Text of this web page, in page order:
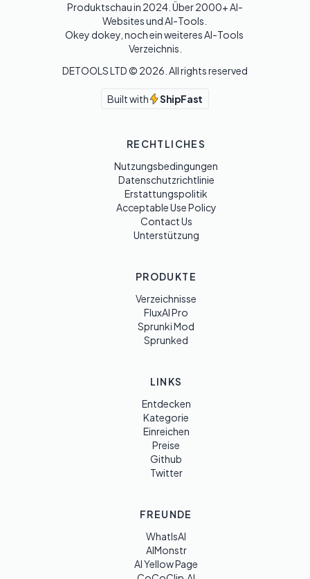
Produktschau in 2024. Über 2000+ AI-
Websites und AI-Tools.
Okey dokey, noch ein weiteres AI-Tools
Verzeichnis.
DETOOLS LTD © 2026 . All rights reserved
Built with ShipFast
RECHTLICHES
Nutzungsbedingungen
Datenschutzrichtlinie
Erstattungspolitik
Acceptable Use Policy
Contact Us
Unterstützung
PRODUKTE
Verzeichnisse
FluxAI Pro
Sprunki Mod
Sprunked
LINKS
Entdecken
Kategorie
Einreichen
Preise
Github
Twitter
FREUNDE
WhatIsAI
AIMonstr
AI Yellow Page